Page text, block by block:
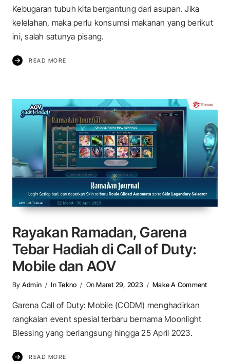
Kebugaran tubuh kita bergantung dari asupan. Jika
kelelahan, maka perlu konsumsi makanan yang berikut
ini, salah satunya pisang.
READ MORE
Rayakan Ramadan, Garena
Tebar Hadiah di Call of Duty:
Mobile dan AOV
By Admin InTekno OnMaret 29, 2023 Make A CommentOn
Garena Call of Duty: Mobile (CODM) menghadirkan
rangkaian event spesial terbaru bernama Moonlight
Blessing yang berlangsung hingga 25 April 2023.
READ MORE